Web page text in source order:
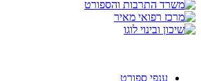
ענפי ספורט